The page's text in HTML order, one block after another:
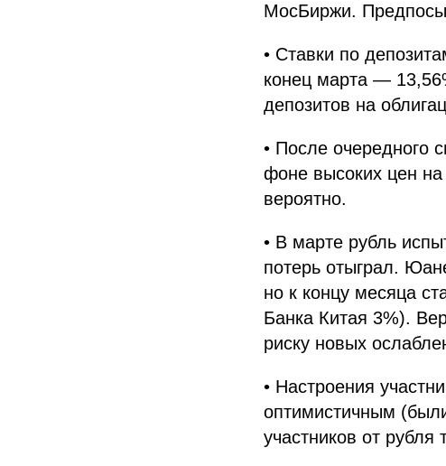
МосБиржи.
• Ставки по
конец марта —
депозитов на
• После очередного
фоне высоких цен
вероятно.
• В марте рубль
потерь отыграл.
но к концу месяца
Банка Китая 3%).
риску новых
• Настроения
оптимистичным
участников от